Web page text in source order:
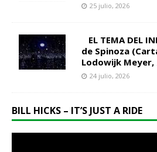
25 julio, 2026
EL TEMA DEL
de Spinoza
Lodowijk Meyer,
24 julio, 2026
BILL HICKS – IT’S JUST A RIDE